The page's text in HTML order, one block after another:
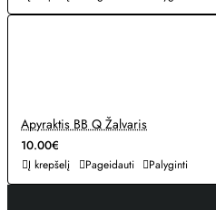
Apyraktis BB Q Žalvaris
10.00€
Į krepšelį Pageidauti Palyginti